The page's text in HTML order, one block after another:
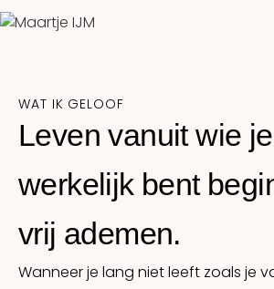
WAT IK GELOOF
Leven vanuit wie je
werkelijk bent
vrij ademen.
Wanneer je lang niet leeft zoals je